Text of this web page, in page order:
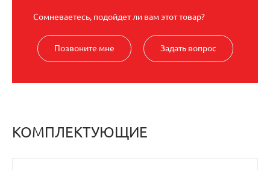
Сомневаетесь, подойдет ли вам этот товар?
Позвоните мне Задать вопрос
КОМПЛЕКТУЮЩИЕ